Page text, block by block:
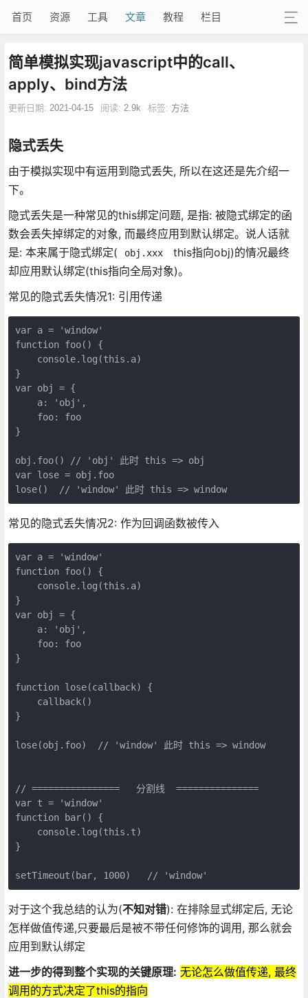
首页 资源 工具 文章 教程 栏目
简单模拟实现javascript中的call、
apply、bind方法
更新日期: 2021-04-15 阅读: 2.9k 标签: 方法
隐式丢失
由于模拟实现中有运用到隐式丢失, 所以在这还是先介绍一
下。
隐式丢失是一种常见的this绑定问题, 是指: 被隐式绑定的函
数会丢失掉绑定的对象, 而最终应用到默认绑定。说人话就
是: 本来属于隐式绑定(
obj.xxx
this指向obj)的情况最终
却应用默认绑定(this指向全局对象)。
常见的隐式丢失情况1: 引用传递
var a = 'window'
function foo() {
    console.log(this.a)
}
var obj = {
    a: 'obj',
    foo: foo
}
obj.foo() // 'obj' 此时 this => obj
var lose = obj.foo
lose()  // 'window' 此时 this => window
常见的隐式丢失情况2: 作为回调函数被传入
var a = 'window'
function foo() {
    console.log(this.a)
}
var obj = {
    a: 'obj',
    foo: foo
}
function lose(callback) {
    callback()
}
lose(obj.foo)  // 'window' 此时 this => window
// ================   分割线  ===============
var t = 'window'
function bar() {
    console.log(this.t)
}
对于这个我总结的认为(不知对错): 在排除显式绑定后, 无论
怎样做值传递,只要最后是被不带任何修饰的调用, 那么就会
应用到默认绑定
进一步的得到整个实现的关键原理: 无论怎么做值传递, 最终
调用的方式决定了this的指向